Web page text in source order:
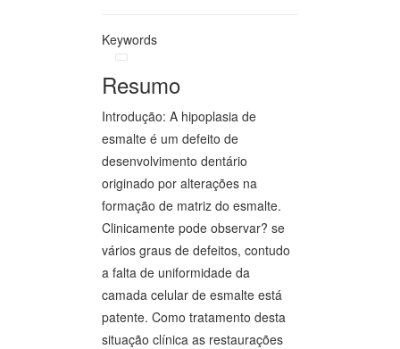
Keywords
Resumo
Introdução: A hipoplasia de
esmalte é um defeito de
desenvolvimento dentário
originado por alterações na
formação de matriz do esmalte.
Clinicamente pode observar? se
vários graus de defeitos, contudo
a falta de uniformidade da
camada celular de esmalte está
patente. Como tratamento desta
situação clínica as restaurações